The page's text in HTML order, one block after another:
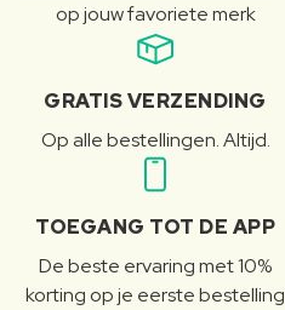
op jouw favoriete merk
GRATIS VERZENDING
Op alle bestellingen. Altijd.
TOEGANG TOT DE APP
De beste ervaring met 10%
korting op je eerste bestelling